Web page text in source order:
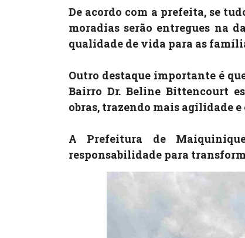
De acordo com a prefeita, se
moradias serão entregues na
qualidade de vida para as
Outro destaque importante é
Bairro Dr. Beline Bittencourt
obras, trazendo mais agilidade
A Prefeitura de
responsabilidade para